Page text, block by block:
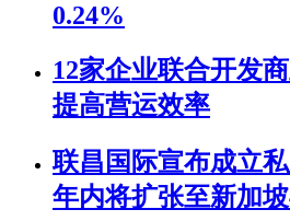
0.24%
12家企业联合开发
提高营运效率
联昌国际宣布成立
年内将扩张至新加